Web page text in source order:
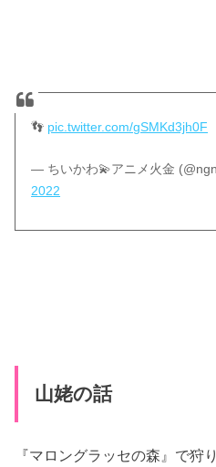
👣 pic.twitter.com/gSMKd3jh0F
— ちいかわ💫アニメ火金
2022
山姥の話
『マロングラッセの森』で狩